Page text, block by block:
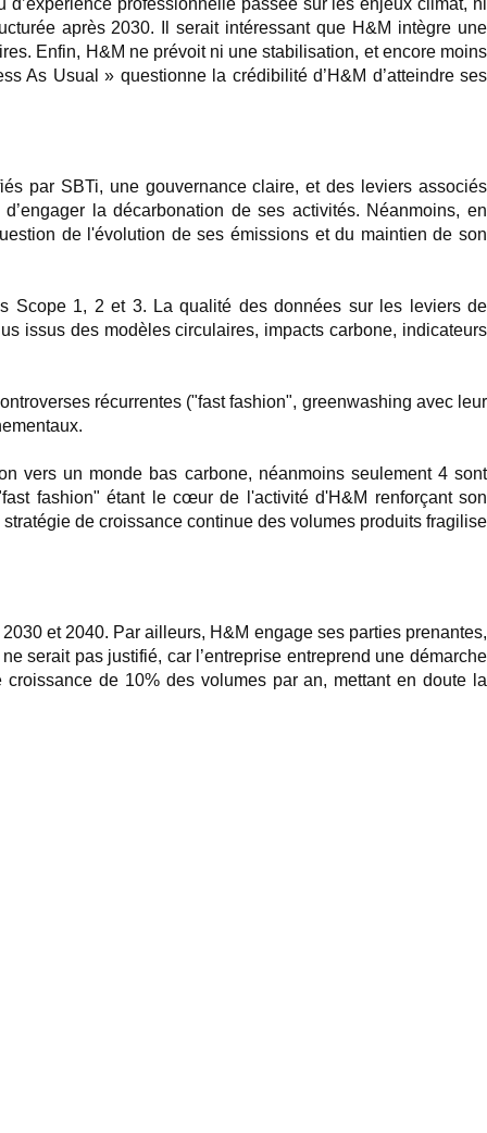
professionnelle passée sur les enjeux climat, ni
après 2030. Il serait intéressant que H&M intègre une
Enfin, H&M ne prévoit ni une stabilisation, et encore moins
As Usual » questionne la crédibilité d’H&M d’atteindre ses
par SBTi, une gouvernance claire, et des leviers associés
la décarbonation de ses activités. Néanmoins, en
de l'évolution de ses émissions et du maintien de son
Scope 1, 2 et 3. La qualité des données sur les leviers de
issus des modèles circulaires, impacts carbone, indicateurs
récurrentes ("fast fashion", greenwashing avec leur
vers un monde bas carbone, néanmoins seulement 4 sont
fashion" étant le cœur de l'activité d'H&M renforçant son
de croissance continue des volumes produits fragilise
et 2040. Par ailleurs, H&M engage ses parties prenantes,
serait pas justifié, car l’entreprise entreprend une démarche
de 10% des volumes par an, mettant en doute la